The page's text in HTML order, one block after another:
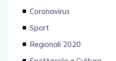
Coronavirus
Sport
Regionali 2020